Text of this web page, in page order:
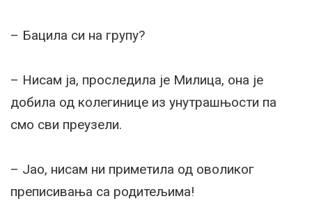
– Бацила си на групу?
– Нисам ја, проследила је Милица, она је
добила од колегинице из унутрашњости па
смо сви преузели.
– Јао, нисам ни приметила од оволиког
преписивања са родитељима!